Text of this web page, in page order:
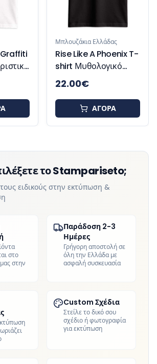
Μπλουζάκια Ελλάδας
Rise Like A Phoenix T-
shirt Μυθολογικό
Μπλουζάκι
Έμπνευσης και
Δύναμης
€
ΑΓΟΡΑ
το Stampariseto;
ειδικούς στην εκτύπωση &
στο
στην
Παράδοση 2-3
Ημέρες
Γρήγορη αποστολή σε
όλη την Ελλάδα με
ασφαλή συσκευασία
Custom Σχέδια
Στείλε το δικό σου
σχέδιο ή φωτογραφία
για εκτύπωση